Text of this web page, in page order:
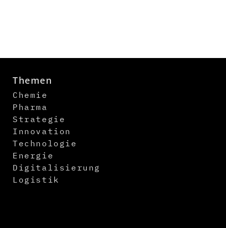
Themen
Chemie
Pharma
Strategie
Innovation
Technologie
Energie
Digitalisierung
Logistik